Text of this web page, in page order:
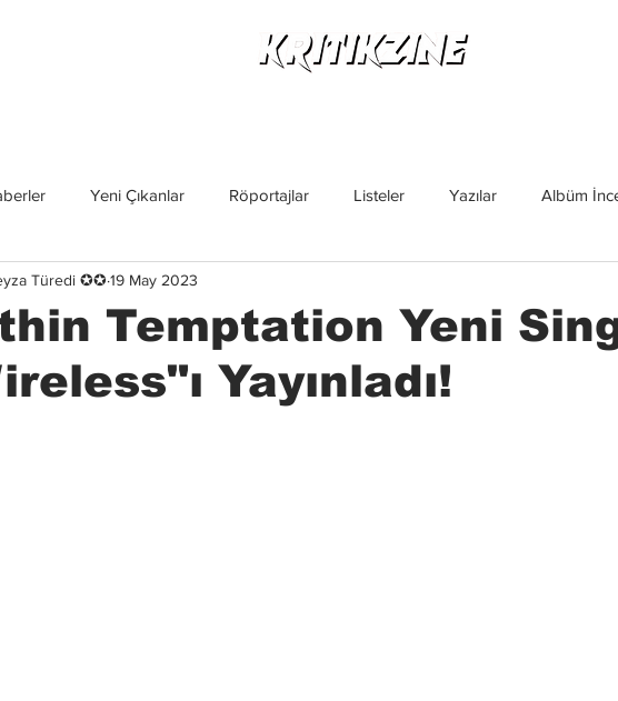
Yeni Çıkanlar Röportajlar Listeler Yazılar Albüm
Konserler İncelemeler
Temptation Yeni
Yayınladı!
Türedi ✪✪ 19 May 2023